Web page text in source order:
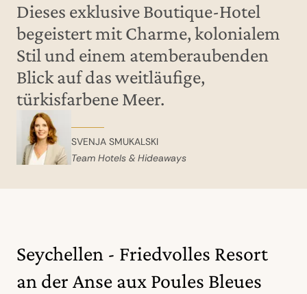
Dieses exklusive Boutique-Hotel
begeistert mit Charme, kolonialem
Stil und einem atemberaubenden
Blick auf das weitläufige,
türkisfarbene Meer.
SVENJA SMUKALSKI
Team Hotels & Hideaways
Seychellen - Friedvolles Resort
an der Anse aux Poules Bleues